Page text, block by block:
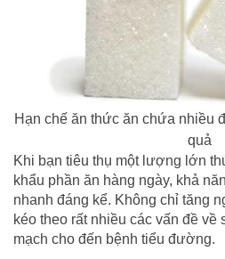
Hạn chế ăn thức ăn chứa nhiều
quả
Khi bạn tiêu thụ một lượng lớn
khẩu phần ăn hàng ngày, khả
nhanh đáng kể. Không chỉ tăng
kéo theo rất nhiều các vấn đề
mạch cho đến bệnh tiểu đường.